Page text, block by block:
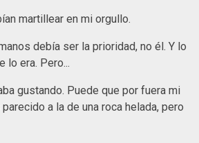
martillear en mi orgullo.
debía ser la prioridad, no él. Y lo
lo era. Pero...
gustando. Puede que por fuera mi
a la de una roca helada, pero